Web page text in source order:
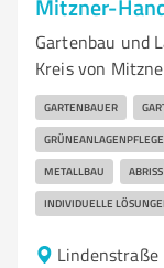
Mitzner-
Gartenbau und
Kreis von
GARTENBAUER
GRÜNEANLAGENPFLEGE
METALLBAU ABRISS
INDIVIDUELLE